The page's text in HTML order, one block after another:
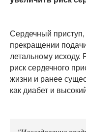
Сердечный
прекращении
летальному исходу.
риск сердечного
жизни и ранее
как диабет и